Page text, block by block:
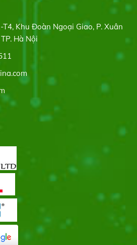
Khu Đoàn Ngoại Giao, P. Xuân
Hà Nội